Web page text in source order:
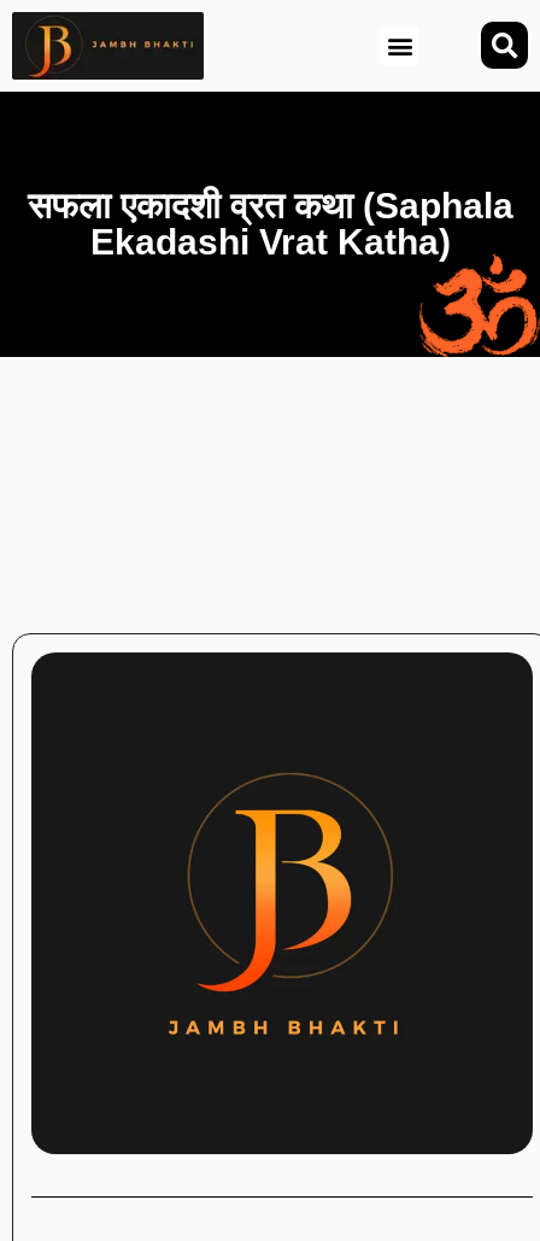
सफला एकादशी व्रत कथा (Saphala
Ekadashi Vrat Katha)